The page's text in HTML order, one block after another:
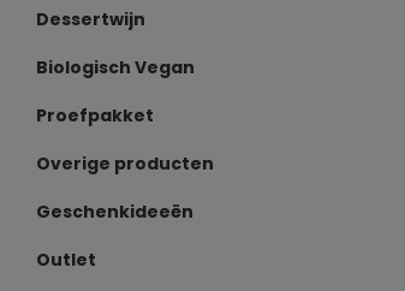
Dessertwijn
Biologisch Vegan
Proefpakket
Overige producten
Geschenkideeën
Outlet